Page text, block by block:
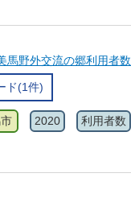
馬野外交流の郷利用者数
ド(1件)
2020 利用者数